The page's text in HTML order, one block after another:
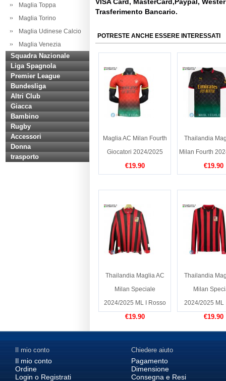
Maglia Toppa
Maglia Torino
Maglia Udinese Calcio
Maglia Venezia
Squadra Nazionale
Liga Spagnola
Premier League
Bundesliga
Altri Club
Giacca
Bambino
Rugby
Accessori
Donna
trasporto
Trasferimento Bancario.
POTRESTE ANCHE ESSERE INTERESSATI
Maglia AC Milan Fourth
Giocatori 2024/2025
€19.90
Thailandia
Milan Fourth
€19.90
Thailandia Maglia AC
Milan Speciale
2024/2025 ML I Rosso
€19.90
Thailandia
Milan
2024/2025 ML
€19.90
Il mio conto
Il mio conto
Ordine
Login o Registrati
Chiedere aiuto
Pagamento
Dimensione
Consegna e Resi